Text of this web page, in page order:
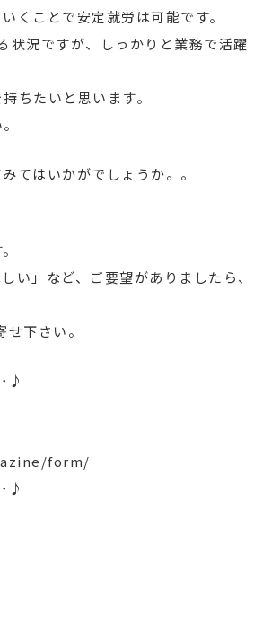
くことで安定就労は可能です。
状況ですが、しっかりと業務で活躍
ちたいと思います。
てはいかがでしょうか。。
い」など、ご要望がありましたら、
下さい。
♪
form/
♪